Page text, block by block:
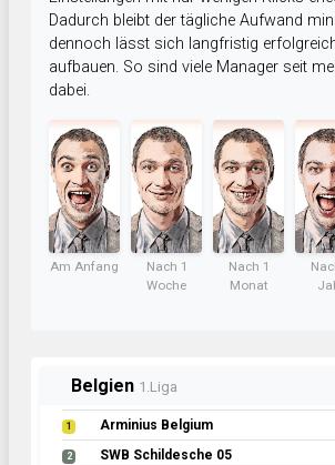
Dadurch bleibt der tägliche Aufwand
dennoch lässt sich langfristig
aufbauen. So sind viele Manager seit
dabei.
Am Anfang
Nach 1
Woche
Nach 1
Monat
Belgien 1.Liga
1 Arminius Belgium
2 SWB Schildesche 05